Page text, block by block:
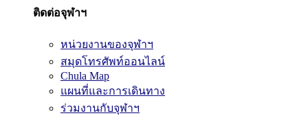
ติดต่อจุฬาฯ
หน่วยงานของจุฬาฯ
สมุดโทรศัพท์ออนไลน์
Chula Map
แผนที่และการเดินทาง
ร่วมงานกับจุฬาฯ